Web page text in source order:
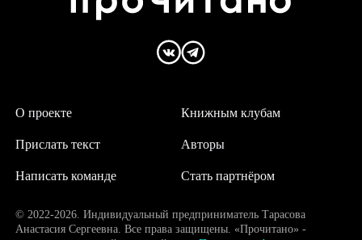
О проекте
Написать команде
Авторы
Прислать текст
Книжным клубам
Стать партнёром
© 2022-2026. Индивидуальный предприниматель Тарасова
Анастасия Сергеевна. Все права защищены. «Прочитано» -